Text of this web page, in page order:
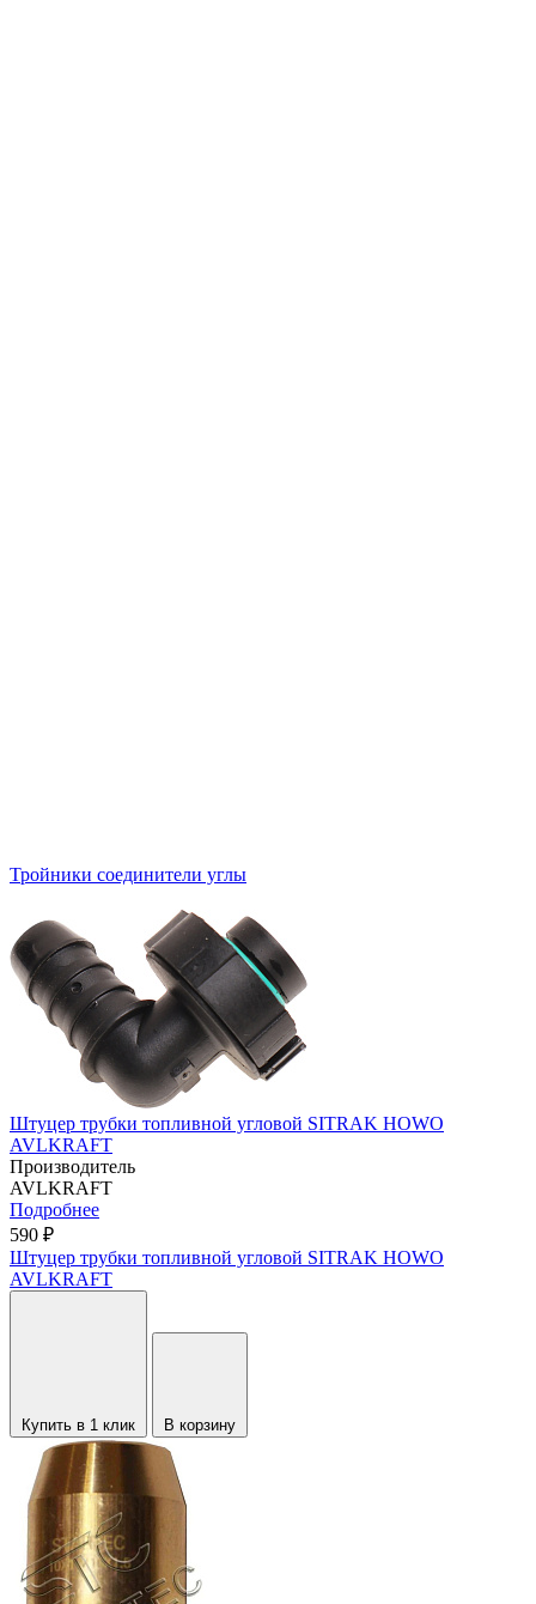
Тройники соединители углы
Штуцер трубки топливной угловой SITRAK HOWO
AVLKRAFT
Производитель
AVLKRAFT
Подробнее
590 ₽
Штуцер трубки топливной угловой SITRAK HOWO
AVLKRAFT
Купить в 1 клик В корзину